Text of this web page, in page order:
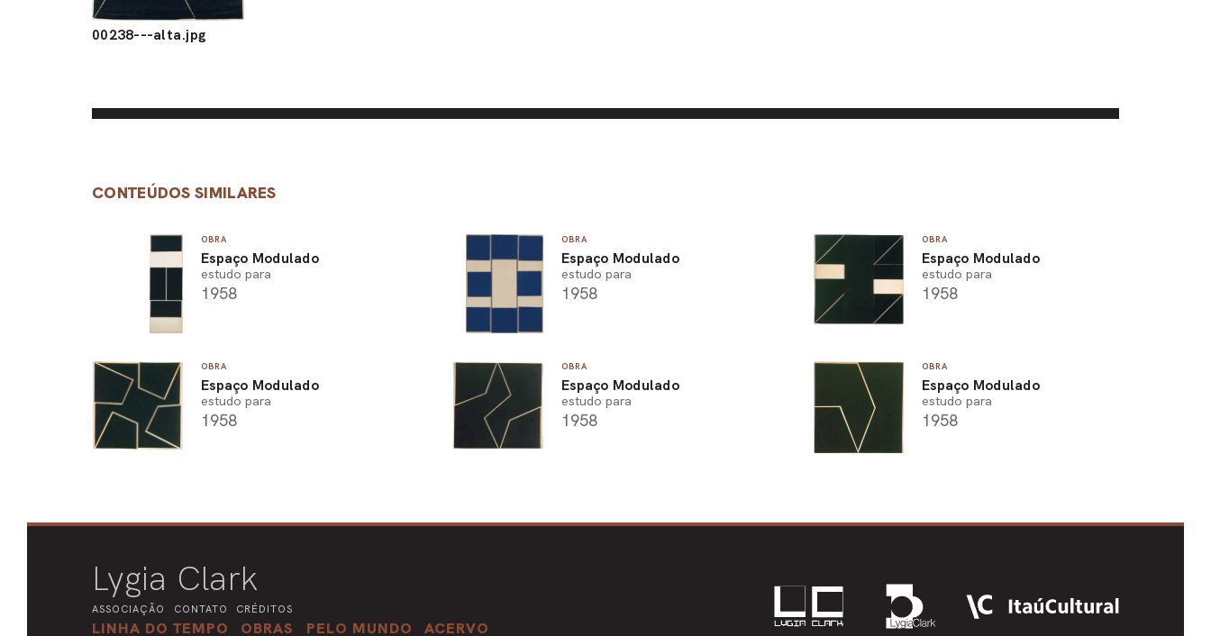
00238---alta.jpg
CONTEÚDOS SIMILARES
OBRA
Espaço Modulado
estudo para
1958
OBRA
Espaço Modulado
estudo para
1958
OBRA
Espaço Modulado
estudo para
1958
OBRA
Espaço Modulado
estudo para
1958
OBRA
Espaço Modulado
estudo para
1958
OBRA
Espaço Modulado
estudo para
1958
Lygia Clark
ASSOCIAÇÃO CONTATO CRÉDITOS
LINHA DO TEMPO OBRAS PELO MUNDO ACERVO